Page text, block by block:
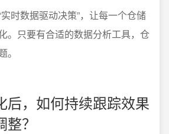
时数据驱动决策”，让每一个仓储
。只要有合适的数据分析工具，仓
。
后，如何持续跟踪效果
？